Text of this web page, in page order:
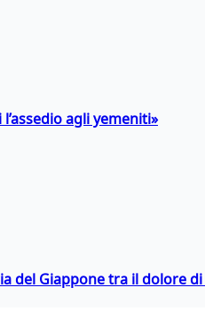
agli yemeniti»
del Giappone tra il dolore